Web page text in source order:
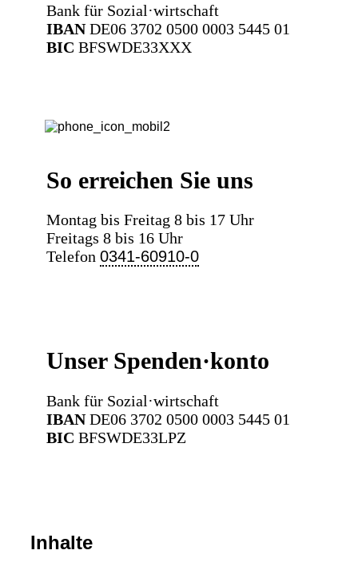
Bank für Sozial·wirtschaft
IBANDE06 3702 0500 0003 5445 01
BIC BFSWDE33XXX
So erreichen Sie uns
Montag bis Freitag 8 bis 17 Uhr
Freitags 8 bis 16 Uhr
Telefon 0341-60910-0
Unser Spenden·konto
Bank für Sozial·wirtschaft
IBANDE06 3702 0500 0003 5445 01
BIC BFSWDE33LPZ
Inhalte